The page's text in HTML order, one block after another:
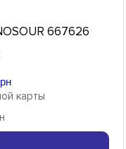
667626
карты